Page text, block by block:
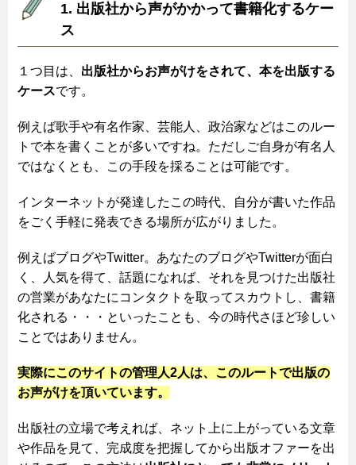
1. 出版社から声がかかって書籍化するケー
ス
１つ目は、 出版社からお声がけをされて、本を出版する
ケースです。
例えば歌手や有名作家、芸能人、政治家などはこのルー
トで本を書くことが多いですね。ただしご自身が有名人
ではなくとも、この手段を採ることは可能です。
インターネットが発達したこの時代、自分が書いた作品
をごく手軽に発表できる場所が広がりました。
例えばブログやTwitter。あなたのブログやTwitterが面白
く、人気を得て、話題になれば、それを見つけた出版社
の営業があなたにコンタクトを取ってスカウトし、書籍
化される・・・といったことも、今の時代さほど珍しい
ことではありません。
実際にこのサイトの管理人2人は、このルートで出版の
お声がけを頂いています。
出版社の立場で考えれば、ネット上に上がっている文章
や作品を見て、完成度を把握してから出版オファーを出